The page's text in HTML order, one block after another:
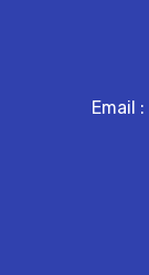
Email :